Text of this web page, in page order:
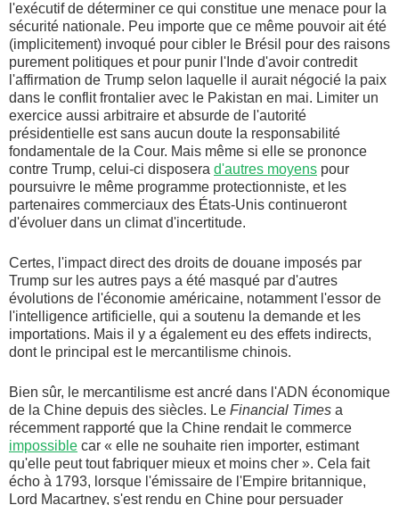
l'exécutif de déterminer ce qui constitue une menace pour la
sécurité nationale. Peu importe que ce même pouvoir ait été
(implicitement) invoqué pour cibler le Brésil pour des raisons
purement politiques et pour punir l'Inde d'avoir contredit
l'affirmation de Trump selon laquelle il aurait négocié la paix
dans le conflit frontalier avec le Pakistan en mai. Limiter un
exercice aussi arbitraire et absurde de l'autorité
présidentielle est sans aucun doute la responsabilité
fondamentale de la Cour. Mais même si elle se prononce
contre Trump, celui-ci disposera d'autres moyens pour
poursuivre le même programme protectionniste, et les
partenaires commerciaux des États-Unis continueront
d'évoluer dans un climat d'incertitude.
Certes, l'impact direct des droits de douane imposés par
Trump sur les autres pays a été masqué par d'autres
évolutions de l'économie américaine, notamment l'essor de
l'intelligence artificielle, qui a soutenu la demande et les
importations. Mais il y a également eu des effets indirects,
dont le principal est le mercantilisme chinois.
Bien sûr, le mercantilisme est ancré dans l'ADN économique
de la Chine depuis des siècles. Le Financial Times a
récemment rapporté que la Chine rendait le commerce
impossible car « elle ne souhaite rien importer, estimant
qu'elle peut tout fabriquer mieux et moins cher ». Cela fait
écho à 1793, lorsque l'émissaire de l'Empire britannique,
Lord Macartney, s'est rendu en Chine pour persuader